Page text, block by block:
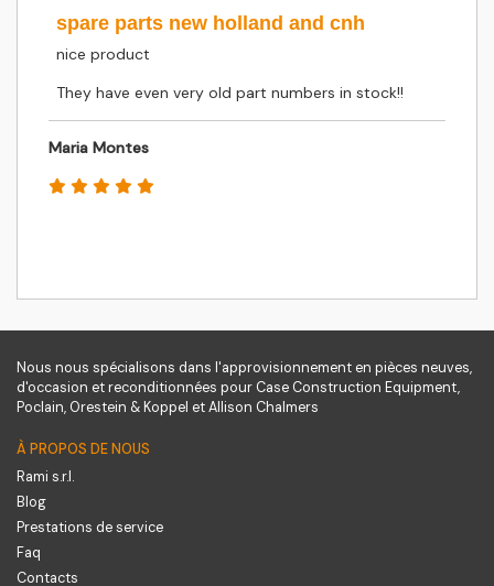
spare parts new holland and cnh
nice product
They have even very old part numbers in stock!!
Maria Montes
Nous nous spécialisons dans l'approvisionnement en pièces neuves,
d'occasion et reconditionnées pour Case Construction Equipment,
Poclain, Orestein & Koppel et Allison Chalmers
À PROPOS DE NOUS
Rami s.r.l.
Blog
Prestations de service
Faq
Contacts